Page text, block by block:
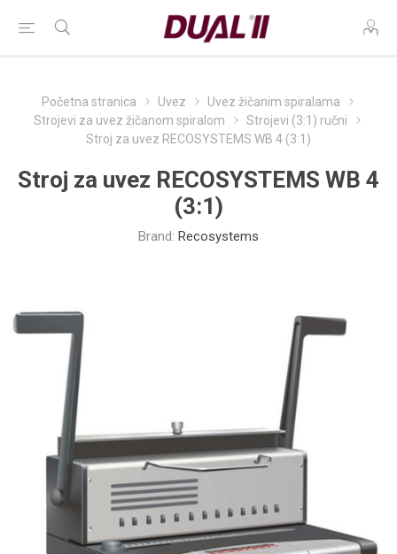
Početna stranica Uvez
Uvez žičanim spiralama
Strojevi za uvez žičanom spiralom
Strojevi (3:1) ručni
Stroj za uvez RECOSYSTEMS WB 4 (3:1)
Stroj za uvez RECOSYSTEMS WB 4
(3:1)
Brand: Recosystems